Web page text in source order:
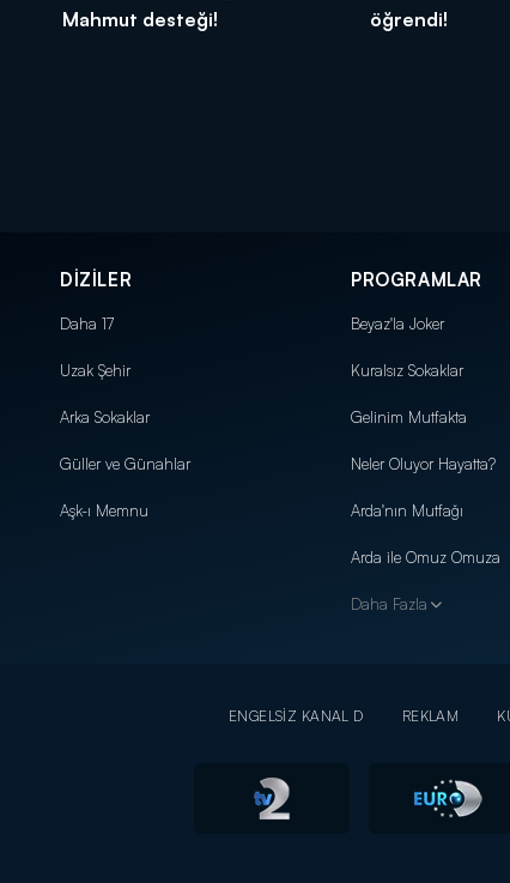
Mahmut desteği!
öğrendi!
DİZİLER
Daha 17
Uzak Şehir
Arka Sokaklar
Güller ve Günahlar
Aşk-ı Memnu
PROGRAMLAR
Beyaz'la Joker
Kuralsız Sokaklar
Gelinim Mutfakta
Neler Oluyor Hayatta?
Arda'nın Mutfağı
Arda ile Omuz Omuza
Daha Fazla
ENGELSİZ KANAL D REKLAM